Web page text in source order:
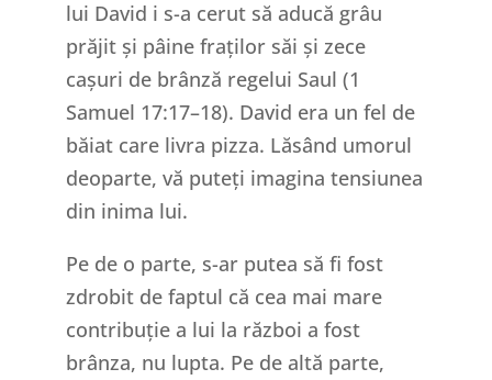
lui David i s-a cerut să aducă grâu
prăjit și pâine fraților săi și zece
cașuri de brânză regelui Saul (1
Samuel 17:17–18). David era un fel de
băiat care livra pizza. Lăsând umorul
deoparte, vă puteți imagina tensiunea
din inima lui.
Pe de o parte, s-ar putea să fi fost
zdrobit de faptul că cea mai mare
contribuție a lui la război a fost
brânza, nu lupta. Pe de altă parte,